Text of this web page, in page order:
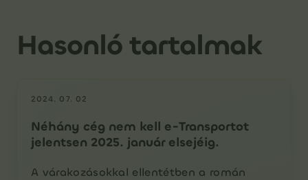
Hasonló tartalmak
2024. 07. 02
Néhány cég nem kell e-Transportot
jelentsen 2025. január elsejéig.
A várakozásokkal ellentétben a román